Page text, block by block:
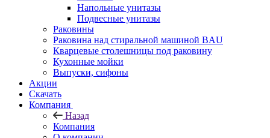
Напольные унитазы
Подвесные унитазы
Раковины
Раковина над стиральной машиной BAU
Кварцевые столешницы под раковину
Кухонные мойки
Выпуски, сифоны
Акции
Скачать
Компания
Назад
Компания